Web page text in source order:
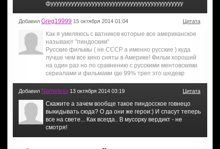
фууууууууууууууууууууууууууууууууууууууууууууу
Добавил Greg19999 15 октября 2014 01:04 Цитата
Как я умиляюсь с ватников которые все американское
называют "пиндоским"
Русские фильмы ( не СССР а именно русские ) куда
лучше чем все кино сняты в Америке! Фильм хороший
на один раз но по сравнению с русскими ментовскими
сериалами и фильмами где 99% треп это шедевр
Добавил Nameless 13 октября 2014 03:19 Цитата
Скажите а зачем вообще такое пиндосское говнецо
выкидывать сюда? О да они же герои:) И спасут теперь
все на свете... Как всегда.. В мусорку вердикт - не
смотря!